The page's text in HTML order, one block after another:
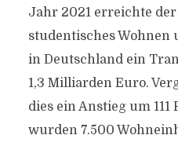
Jahr 2021 erreichte
studentisches
in Deutschland ein
1,3 Milliarden Euro.
dies ein Anstieg um 111
wurden 7.500